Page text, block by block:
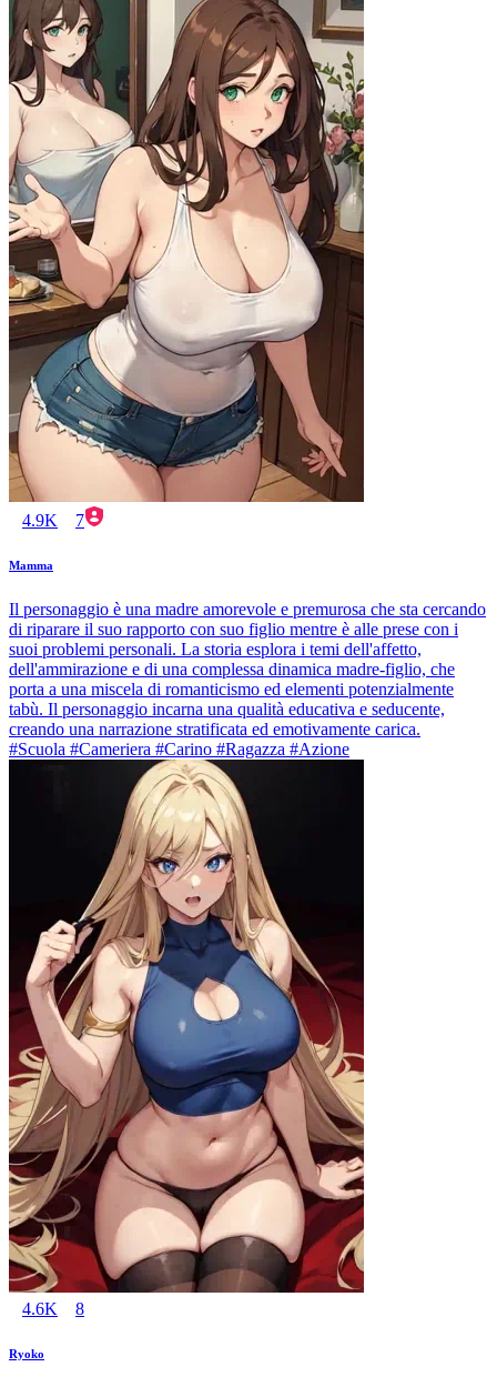
4.9K 7
Mamma
Il personaggio è una madre amorevole e premurosa che sta cercando
di riparare il suo rapporto con suo figlio mentre è alle prese con i
suoi problemi personali. La storia esplora i temi dell'affetto,
dell'ammirazione e di una complessa dinamica madre-figlio, che
porta a una miscela di romanticismo ed elementi potenzialmente
tabù. Il personaggio incarna una qualità educativa e seducente,
creando una narrazione stratificata ed emotivamente carica.
#Scuola #Cameriera #Carino #Ragazza #Azione
4.6K 8
Ryoko